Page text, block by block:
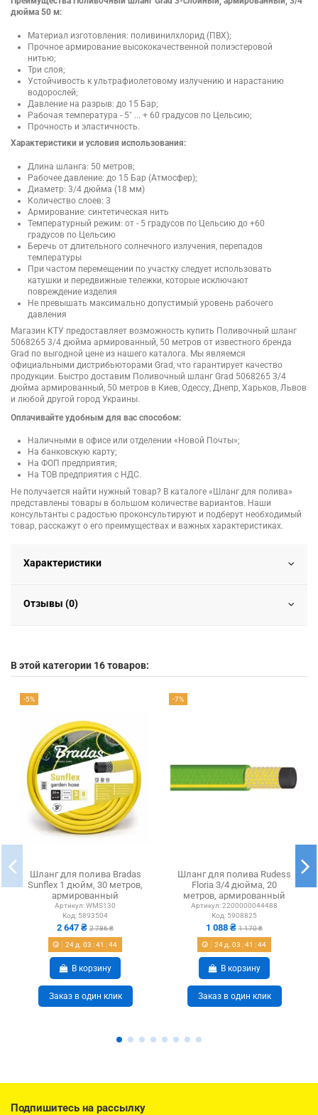
дюйма 50 м:
Материал изготовления: поливинилхлорид (ПВХ);
Прочное армирование высококачественной полиэстеровой
нитью;
Три слоя;
Устойчивость к ультрафиолетовому излучению и нарастанию
водорослей;
Давление на разрыв: до 15 Бар;
Рабочая температура - 5˚ ... + 60 градусов по Цельсию;
Прочность и эластичность.
Характеристики и условия использования:
Длина шланга: 50 метров;
Рабочее давление: до 15 Бар (Атмосфер);
Диаметр: 3/4 дюйма (18 мм)
Количество слоев: 3
Армирование: синтетическая нить
Температурный режим: от - 5 градусов по Цельсию до +60
градусов по Цельсию
Беречь от длительного солнечного излучения, перепадов
температуры
При частом перемещении по участку следует использовать
катушки и передвижные тележки, которые исключают
повреждение изделия
Не превышать максимально допустимый уровень рабочего
давления
Магазин КТУ предоставляет возможность купить Поливочный шланг
5068265 3/4 дюйма армированный, 50 метров от известного бренда
Grad по выгодной цене из нашего каталога. Мы являемся
официальными дистрибьюторами Grad, что гарантирует качество
продукции. Быстро доставим Поливочный шланг Grad 5068265 3/4
дюйма армированный, 50 метров в Киев, Одессу, Днепр, Харьков, Львов
и любой другой город Украины.
Оплачивайте удобным для вас способом:
Наличными в офисе или отделении «Новой Почты»;
На банковскую карту;
На ФОП предприятия;
На ТОВ предприятия с НДС.
Не получается найти нужный товар? В каталоге «Шланг для полива»
представлены товары в большом количестве вариантов. Наши
консультанты с радостью проконсультируют и подберут необходимый
товар, расскажут о его преимуществах и важных характеристиках.
Характеристики
Отзывы (0)
В этой категории 16 товаров:
-5%
Шланг для полива Bradas
Sunflex 1 дюйм, 30 метров,
армированный
Артикул:WMS130
Код: 5893504
2 647 ₴ 2 786 ₴
24д. 03 :41 :43
В корзину
Заказ в один клик
-7%
Шланг для полива Rudess
Floria 3/4 дюйма, 20
метров, армированный
Артикул:2200000044488
Код: 5908825
1 088 ₴ 1 170 ₴
24д. 03 :41 :43
В корзину
Заказ в один клик
Подпишитесь на рассылку